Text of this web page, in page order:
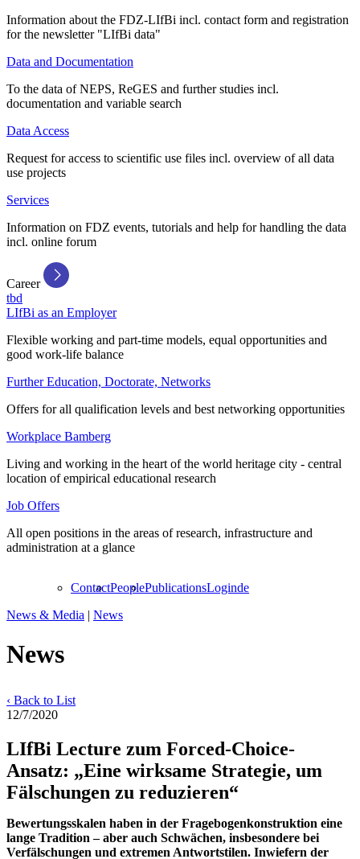
Information about the FDZ-LIfBi incl. contact form and registration
for the newsletter "LIfBi data"
Data and Documentation
To the data of NEPS, ReGES and further studies incl.
documentation and variable search
Data Access
Request for access to scientific use files incl. overview of all data
use projects
Services
Information on FDZ events, tutorials and help for handling the data
incl. online forum
Career
tbd
LIfBi as an Employer
Flexible working and part-time models, equal opportunities and
good work-life balance
Further Education, Doctorate, Networks
Offers for all qualification levels and best networking opportunities
Workplace Bamberg
Living and working in the heart of the world heritage city - central
location of empirical educational research
Job Offers
All open positions in the areas of research, infrastructure and
administration at a glance
ContactPeoplePublicationsLoginde
News & Media | News
News
‹ Back to List
12/7/2020
LIfBi Lecture zum Forced-Choice-
Ansatz: „Eine wirksame Strategie, um
Fälschungen zu reduzieren“
Bewertungsskalen haben in der Fragebogenkonstruktion eine
lange Tradition – aber auch Schwächen, insbesondere bei
Verfälschungen und extremen Antwortstilen. Inwiefern der